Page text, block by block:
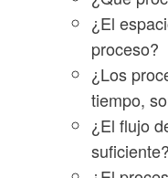
¿El
proceso?
¿Los
tiempo,
¿El flujo